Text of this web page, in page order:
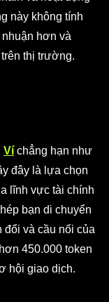
này không tính
hơn và
thị trường.
Ví chẳng hạn như
đây là lựa chọn
lĩnh vực tài chính
bạn di chuyển
và cầu nối của
450.000 token
hội giao dịch.